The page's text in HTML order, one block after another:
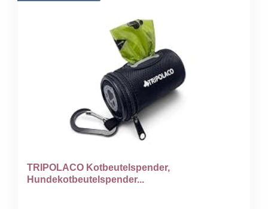
TRIPOLACO Kotbeutelspender,
Hundekotbeutelspender...